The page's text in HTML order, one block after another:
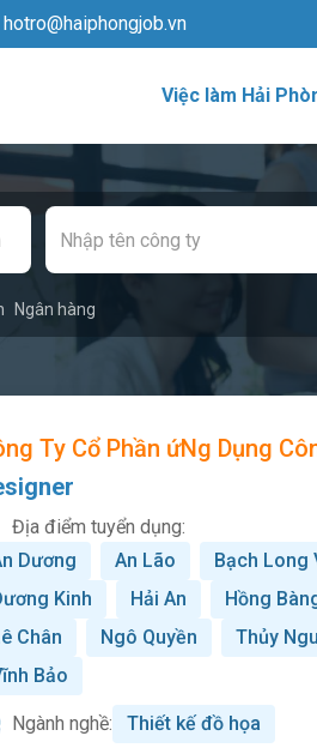
hotro@haiphongjob.vn
Việc làm Hải
Ngân hàng
Ty Cổ Phần ứNg Dụng
Địa điểm tuyển dụng:
Dương
An Lão Bạch Long
Kinh
Hải An Hồng
Chân
Ngô Quyền Thủy
Bảo
Ngành nghề: Thiết kế đồ họa